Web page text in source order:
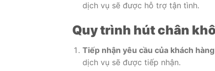
dịch vụ sẽ được hỗ trợ tận tình.
Quy trình hút chân
Tiếp nhận yêu cầu của khách hàng
dịch vụ sẽ được tiếp nhận.